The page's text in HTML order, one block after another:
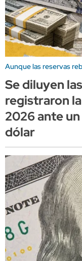
Aunque las reservas
Se diluyen
registraron
2026 ante
dólar